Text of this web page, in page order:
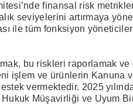
finansal risk
seviyelerini artırmaya
ile tüm fonksiyon
bu riskleri raporlamak ve
işlem ve ürünlerin Kanuna
vermektedir. 2025
Müşavirliği ve Uyum